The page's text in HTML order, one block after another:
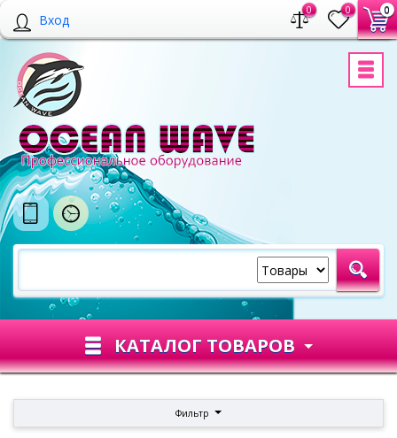
Вход
0 0 0
КАТАЛОГ ТОВАРОВ
Фильтр